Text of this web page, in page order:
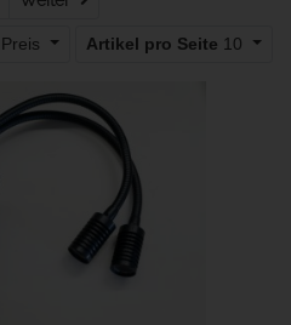
Preis Artikel pro Seite 10